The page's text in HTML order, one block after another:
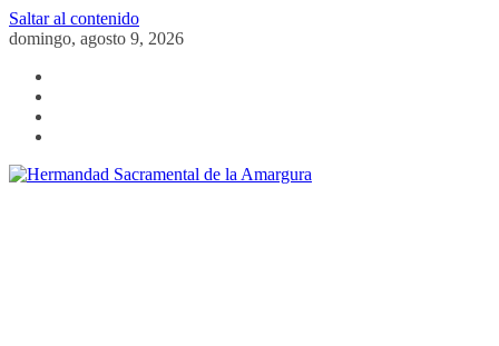
Saltar al contenido
domingo, agosto 9, 2026